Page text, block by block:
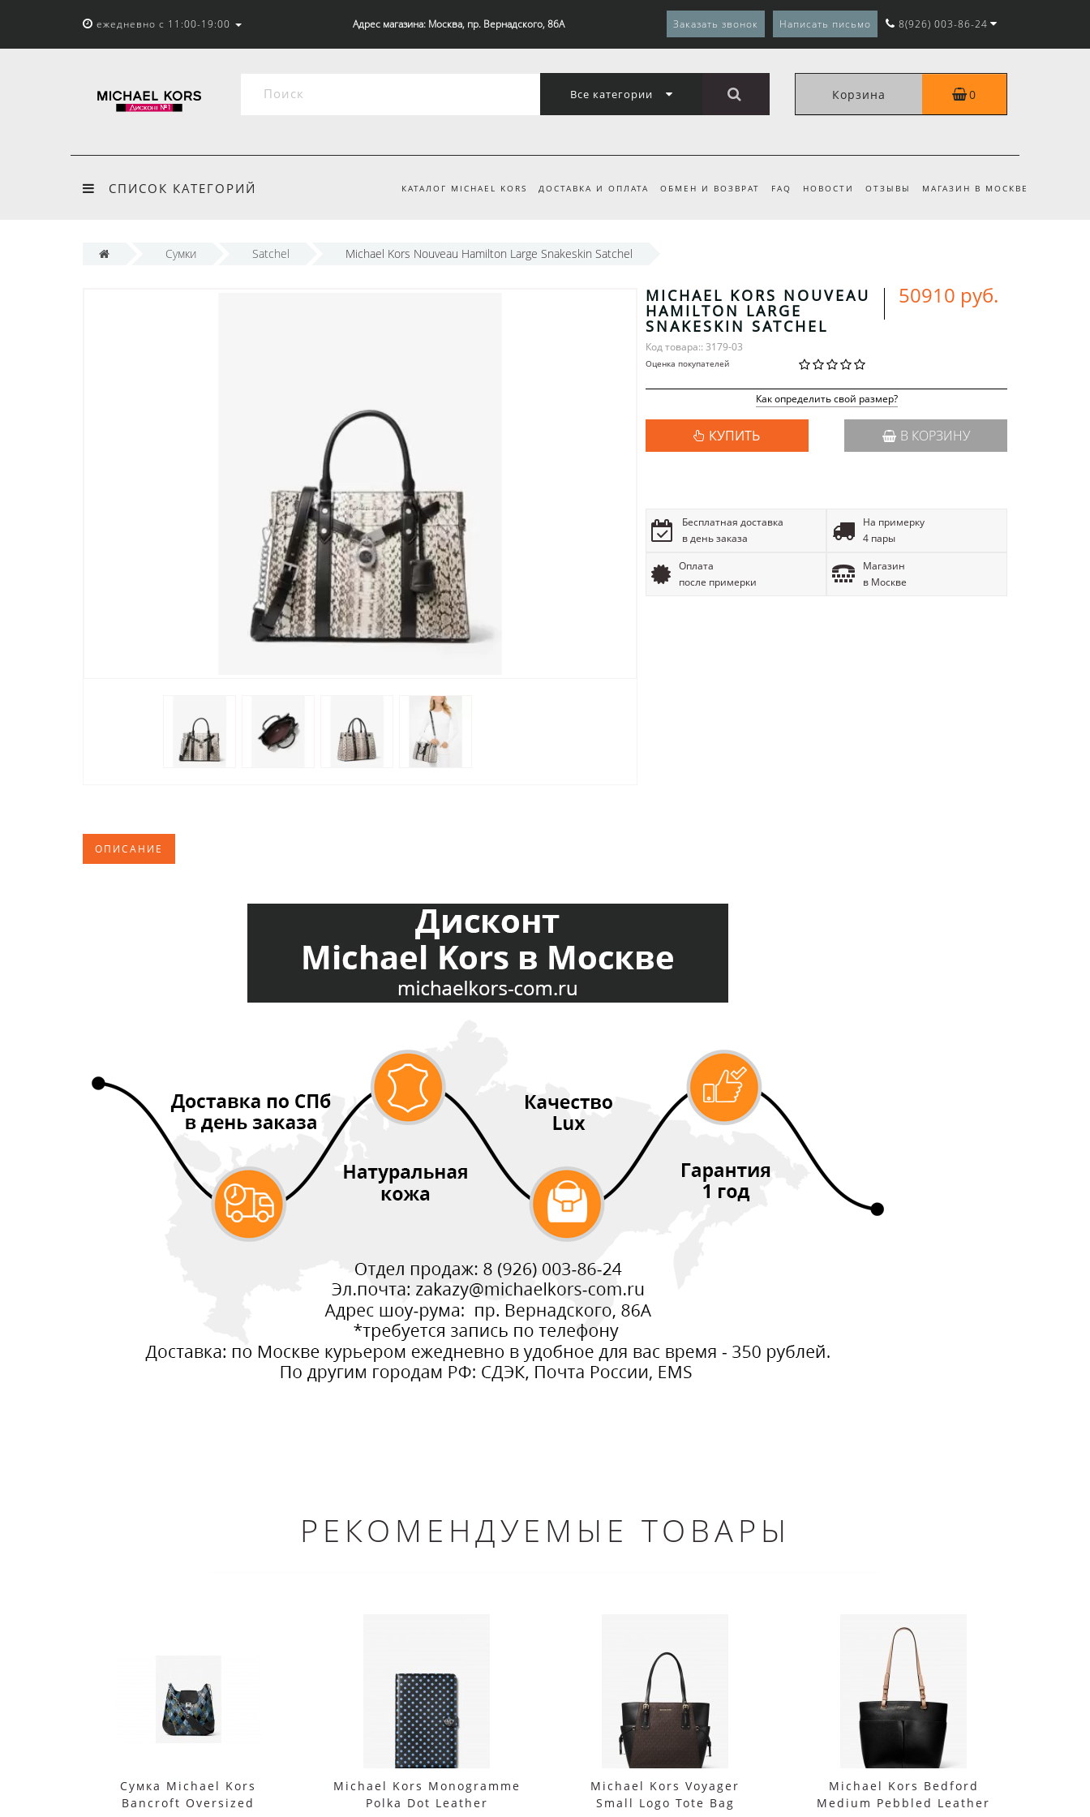
ежедневно с 11:00-19:00 Адрес магазина: Москва, пр. Вернадского, 86А Заказать звонок Написать письмо 8(926) 003-86-24
Все категории Корзина 0
СПИСОК КАТЕГОРИЙ КАТАЛОГ MICHAEL KORS ДОСТАВКА И ОПЛАТА ОБМЕН И ВОЗВРАТ FAQ НОВОСТИ ОТЗЫВЫ МАГАЗИН В МОСКВЕ
Сумки Satchel Michael Kors Nouveau Hamilton Large Snakeskin Satchel
MICHAEL KORS NOUVEAU
HAMILTON LARGE
SNAKESKIN SATCHEL
Код товара:: 3179-03
Оценка покупателей
50910 руб.
Как определить свой размер?
КУПИТЬ В КОРЗИНУ
Бесплатная доставка
в день заказа
На примерку
4 пары
Оплата
после примерки
Магазин
в Москве
ОПИСАНИЕ
РЕКОМЕНДУЕМЫЕ ТОВАРЫ
Сумка Michael Kors
Bancroft Oversized
Michael Kors Monogramme
Polka Dot Leather
Michael Kors Voyager
Small Logo Tote Bag
Michael Kors Bedford
Medium Pebbled Leather